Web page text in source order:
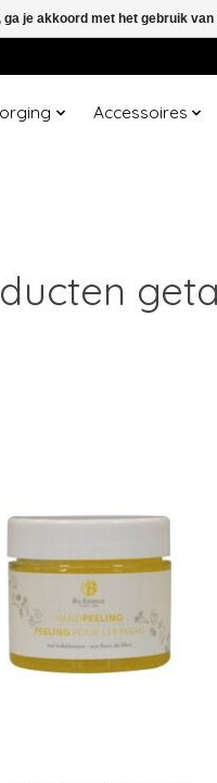
Accessoires
je akkoord met het gebruik